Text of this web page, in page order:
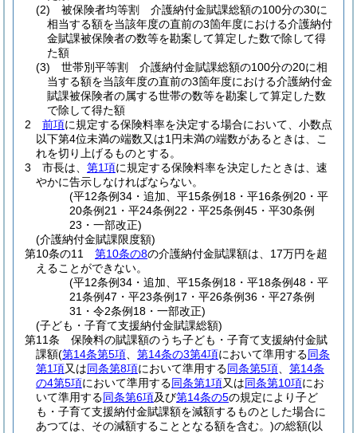
(2)
被保険者均等割 介護納付金賦課総額の100分の30に
相当する額を当該年度の直前の3箇年度における介護納付
金賦課被保険者の数等を勘案して算定した数で除して得
た額
(3)
世帯別平等割 介護納付金賦課総額の100分の20に相
当する額を当該年度の直前の3箇年度における介護納付金
賦課被保険者の属する世帯の数等を勘案して算定した数
で除して得た額
2
前項に規定する保険料率を決定する場合において、小数点
以下第4位未満の端数又は1円未満の端数があるときは、こ
れを切り上げるものとする。
3
市長は、 第1項に規定する保険料率を決定したときは、速
やかに告示しなければならない。
(平12条例34・追加、平15条例18・平16条例20・平
20条例21・平24条例22・平25条例45・平30条例
23・一部改正)
(介護納付金賦課限度額)
第10条の11
第10条の8の介護納付金賦課額は、17万円を超
えることができない。
(平12条例34・追加、平15条例18・平18条例48・平
21条例47・平23条例17・平26条例36・平27条例
31・令2条例18・一部改正)
(子ども・子育て支援納付金賦課総額)
第11条
保険料の賦課額のうち子ども・子育て支援納付金賦
課額(第14条第5項 第14条の3第4項において準用する同条
第1項又は同条第8項において準用する同条第5項
第14条
の4第5項において準用する同条第1項又は同条第10項にお
いて準用する同条第6項及び第14条の5の規定により子ど
も・子育て支援納付金賦課額を減額するものとした場合に
あつては、その減額することとなる額を含む。)の総額(以